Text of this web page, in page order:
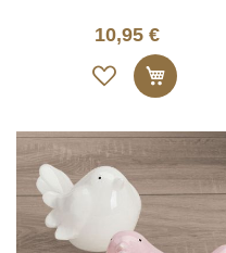
10,95 €
Auf
die
In den